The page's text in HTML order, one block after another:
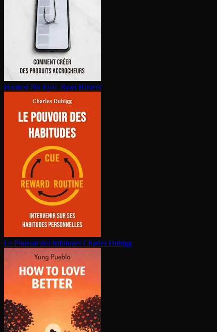
Hooked Nir Eyal, Ryan Hoover
Le Pouvoir des habitudes Charles Duhigg